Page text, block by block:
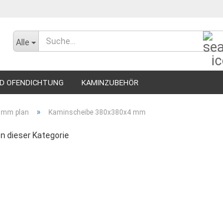
Alle
OFENDICHTUNG KAMINZUBEHÖR
plan » Kaminscheibe 380x380x4 mm
dieser Kategorie